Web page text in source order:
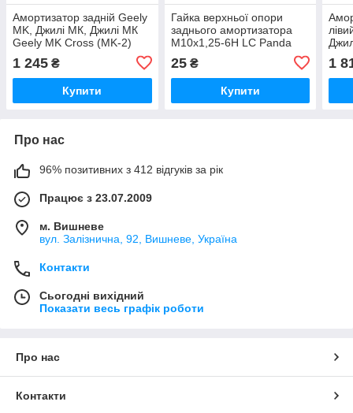
Амортизатор задній Geely
MK, Джилі МК, Джилі МК
Geely MK Cross (MK-2)
1 245 ₴
Купити
Гайка верхньої опори
заднього амортизатора
М10х1,25-6Н LC Panda
ГС2 Джилі ЛС Панда ЖС2
25₴
Купити
1
Про нас
96% позитивних з 412 відгуків за рік
Працює з 23.07.2009
м. Вишневе
вул. Залізнична, 92, Вишневе, Україна
Контакти
Сьогодні вихідний
Показати весь графік роботи
Про нас
Контакти